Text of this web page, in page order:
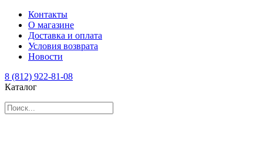
Контакты
О магазине
Доставка и оплата
Условия возврата
Новости
8 (812) 922-81-08
Каталог